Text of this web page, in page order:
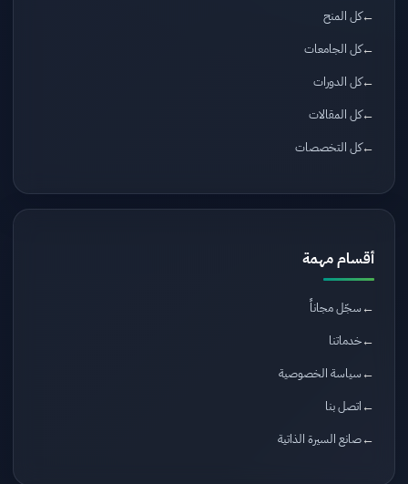
كل المنح
كل الجامعات
كل الدورات
كل المقالات
كل التخصصات
أقسام مهمة
سجّل مجاناً
خدماتنا
سياسة الخصوصية
اتصل بنا
صانع السيرة الذاتية